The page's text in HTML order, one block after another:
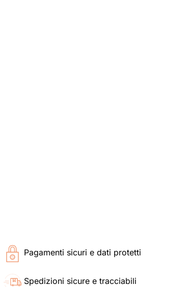
Pagamenti sicuri e dati protetti
Spedizioni sicure e tracciabili